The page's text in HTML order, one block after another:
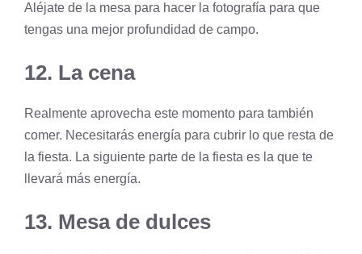
Aléjate de la mesa para hacer la fotografía para que
tengas una mejor profundidad de campo.
12. La cena
Realmente aprovecha este momento para también
comer. Necesitarás energía para cubrir lo que resta de
la fiesta. La siguiente parte de la fiesta es la que te
llevará más energía.
13. Mesa de dulces